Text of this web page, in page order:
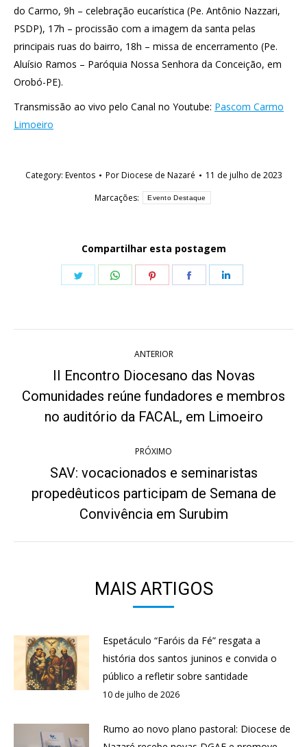
do Carmo, 9h – celebração eucarística (Pe. Antônio Nazzari,
PSDP), 17h – procissão com a imagem da santa pelas
principais ruas do bairro, 18h – missa de encerramento (Pe.
Aluísio Ramos – Paróquia Nossa Senhora da Conceição, em
Orobó-PE).
Transmissão ao vivo pelo Canal no Youtube: Pascom Carmo
Limoeiro
Category: Eventos PorDiocese de Nazaré
11 de julho de 2023
Marcações:
Evento Destaque
Compartilhar esta postagem
Share
Share
Share
Share
post:
ANTERIOR
Post
anterior:
II Encontro Diocesano das Novas
Comunidades reúne fundadores e membros
no auditório da FACAL, em Limoeiro
PRÓXIMO
Próximo
post:
SAV: vocacionados e seminaristas
propedêuticos participam de Semana de
Convivência em Surubim
MAIS ARTIGOS
Espetáculo “Faróis da Fé” resgata a
história dos santos juninos e convida o
público a refletir sobre santidade
10 de julho de 2026
Rumo ao novo plano pastoral: Diocese de